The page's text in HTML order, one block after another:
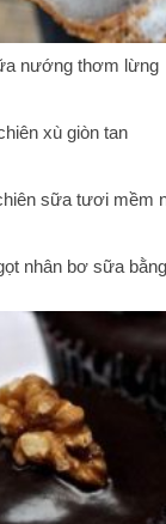
nướng thơm lừng
xù giòn tan
sữa tươi mềm
nhân bơ sữa